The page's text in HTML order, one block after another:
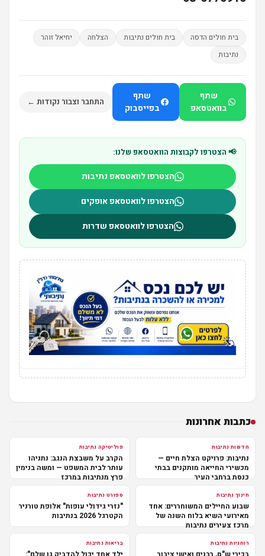
בית חולים הדסה בית חולים נתיבות הצלחה
יחיאל זוהר
נתיבות
שתף
בוואטסאפ
שתף
בפייסבוק
התחבר וצבור נקודות ←
📢 הצטרפו לקבוצות הוואטסאפ שלנו:
הצטרפו לוואטסאפ נתיבות
הצטרפו לוואטסאפ אופקים
הצטרפו לוואטסאפ שדרות
כתבות אחרונות
חדשות נתיבות
נתיבות: פרויקט הצלת חיים —
מכשירי החייאה מותקנים בבתי
כנסת ברחבי העיר
פוליטיקה נתיבות
הקרב על משבצת הנגב: נתניהו
עותר לבית המשפט — ומשה בנימין
פרץ מנתיבות במרכז
חינוך נתיבות
שבוע החיילים המשוחררים: אחד
מאירועי השיא בלוח השנה של
מרכז צעירים נתיבות
ספורט נתיבות
"נזרי גידולי עופות" אלופת טורניר
הקטרגל 2026 בנתיבות
רוחניות נתיבות בריאות נתיבות